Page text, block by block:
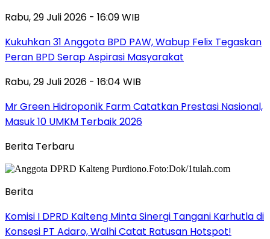
Rabu, 29 Juli 2026 - 16:09 WIB
Kukuhkan 31 Anggota BPD PAW, Wabup Felix Tegaskan
Peran BPD Serap Aspirasi Masyarakat
Rabu, 29 Juli 2026 - 16:04 WIB
Mr Green Hidroponik Farm Catatkan Prestasi Nasional,
Masuk 10 UMKM Terbaik 2026
Berita Terbaru
Berita
Komisi I DPRD Kalteng Minta Sinergi Tangani Karhutla di
Konsesi PT Adaro, Walhi Catat Ratusan Hotspot!